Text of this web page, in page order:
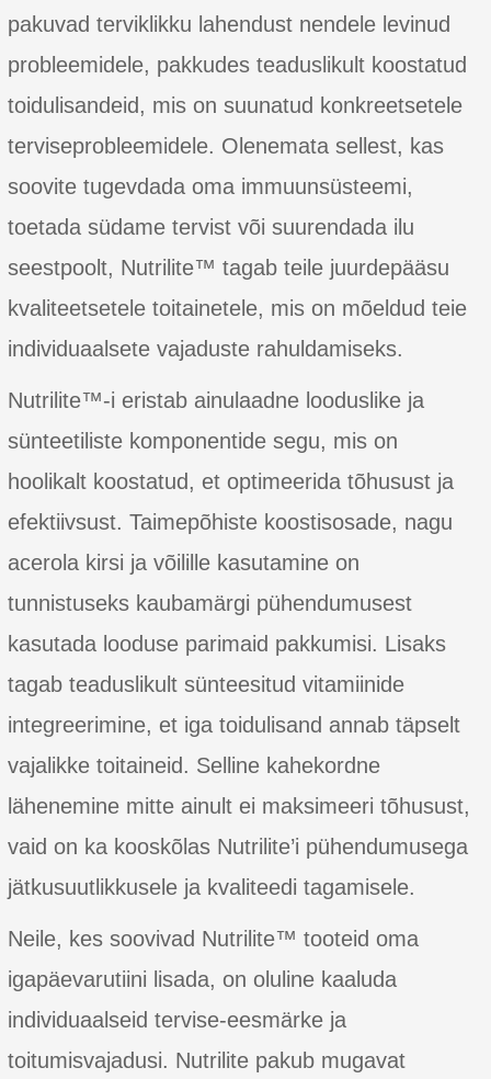
pakuvad terviklikku lahendust nendele levinud
probleemidele, pakkudes teaduslikult koostatud
toidulisandeid, mis on suunatud konkreetsetele
terviseprobleemidele. Olenemata sellest, kas
soovite tugevdada oma immuunsüsteemi,
toetada südame tervist või suurendada ilu
seestpoolt, Nutrilite™ tagab teile juurdepääsu
kvaliteetsetele toitainetele, mis on mõeldud teie
individuaalsete vajaduste rahuldamiseks.
Nutrilite™-i eristab ainulaadne looduslike ja
sünteetiliste komponentide segu, mis on
hoolikalt koostatud, et optimeerida tõhusust ja
efektiivsust. Taimepõhiste koostisosade, nagu
acerola kirsi ja võilille kasutamine on
tunnistuseks kaubamärgi pühendumusest
kasutada looduse parimaid pakkumisi. Lisaks
tagab teaduslikult sünteesitud vitamiinide
integreerimine, et iga toidulisand annab täpselt
vajalikke toitaineid. Selline kahekordne
lähenemine mitte ainult ei maksimeeri tõhusust,
vaid on ka kooskõlas Nutrilite’i pühendumusega
jätkusuutlikkusele ja kvaliteedi tagamisele.
Neile, kes soovivad Nutrilite™ tooteid oma
igapäevarutiini lisada, on oluline kaaluda
individuaalseid tervise-eesmärke ja
toitumisvajadusi. Nutrilite pakub mugavat